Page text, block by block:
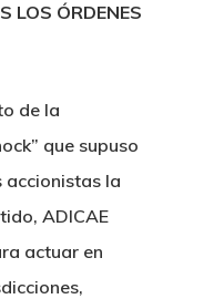
LOS ÓRDENES
de la
que supuso
accionistas la
ADICAE
actuar en